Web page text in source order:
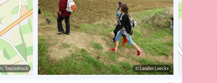
© Lander Loeckx
Tracestrack © Lander Loeckx